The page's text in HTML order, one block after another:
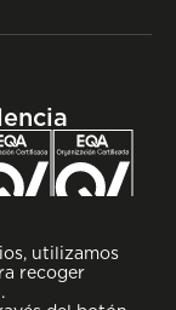
utilizamos
recoger